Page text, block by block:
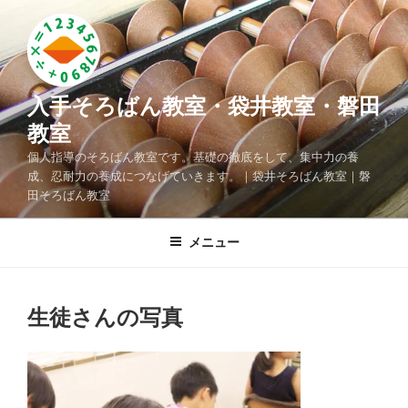
テ
ン
ツ
へ
ス
ッ
入手そろばん教室・袋井教室・磐田
教室
個人指導のそろばん教室です。基礎の徹底をして、集中力の養
成、忍耐力の養成につなげていきます。｜袋井そろばん教室｜磐
田そろばん教室
メニュー
生徒さんの写真